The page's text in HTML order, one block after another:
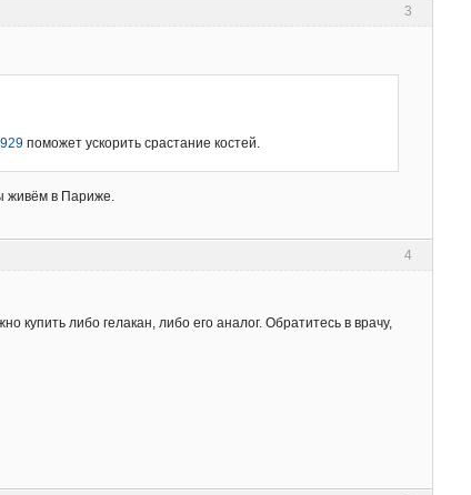
3
поможет ускорить срастание костей.
живём в Париже.
4
купить либо гелакан, либо его аналог. Обратитесь в врачу,